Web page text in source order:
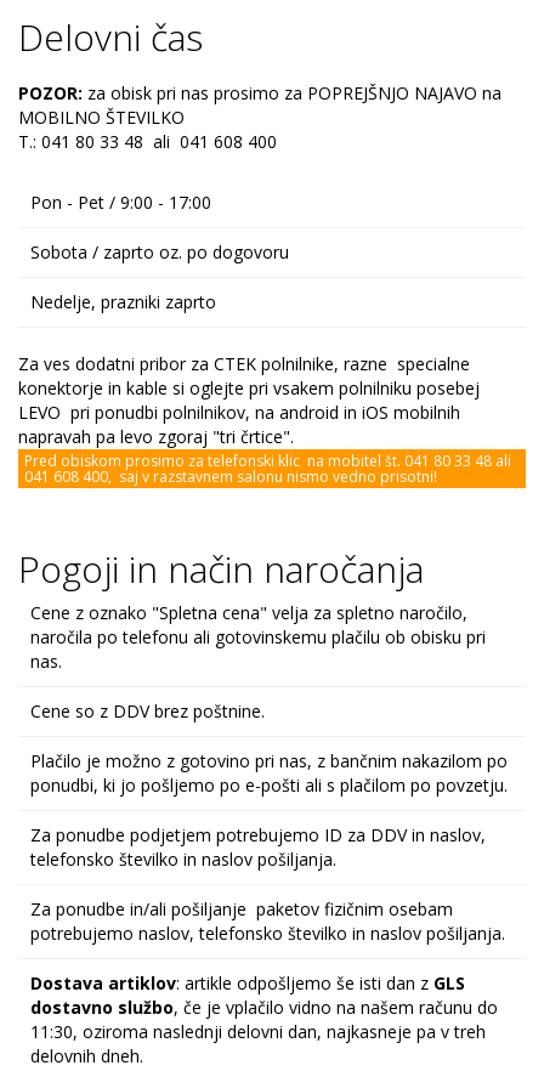
Delovni čas
POZOR: za obisk pri nas prosimo za POPREJŠNJO NAJAVO na
MOBILNO ŠTEVILKO
T.: 041 80 33 48 ali 041 608 400
Pon - Pet / 9:00 - 17:00
Sobota / zaprto oz. po dogovoru
Nedelje, prazniki zaprto
Za ves dodatni pribor za CTEK polnilnike, razne specialne
konektorje in kable si oglejte pri vsakem polnilniku posebej
LEVO pri ponudbi polnilnikov, na android in iOS mobilnih
napravah pa levo zgoraj "tri črtice".
Pred obiskom prosimo za telefonski klic na mobitel št. 041 80 33 48 ali
041 608 400, saj v razstavnem salonu nismo vedno prisotni!
Pogoji in način naročanja
Cene z oznako "Spletna cena" velja za spletno naročilo,
naročila po telefonu ali gotovinskemu plačilu ob obisku pri
nas.
Cene so z DDV brez poštnine.
Plačilo je možno z gotovino pri nas, z bančnim nakazilom po
ponudbi, ki jo pošljemo po e-pošti ali s plačilom po povzetju.
Za ponudbe podjetjem potrebujemo ID za DDV in naslov,
telefonsko številko in naslov pošiljanja.
Za ponudbe in/ali pošiljanje paketov fizičnim osebam
potrebujemo naslov, telefonsko številko in naslov pošiljanja.
Dostava artiklov: artikle odpošljemo še isti dan z GLS
dostavno službo, če je vplačilo vidno na našem računu do
11:30, oziroma naslednji delovni dan, najkasneje pa v treh
delovnih dneh.